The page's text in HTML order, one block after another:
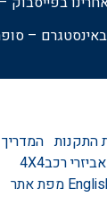
–
התקנות המדריך
אביזרי רכב4X4
מפת אתר